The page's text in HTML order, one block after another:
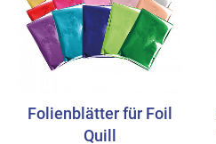
Folienblätter für Foil
Quill